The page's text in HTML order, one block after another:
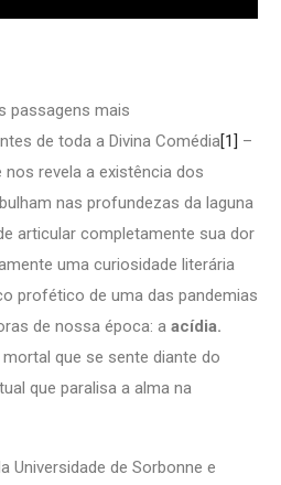
passagens mais
de toda a Divina Comédia[1] –
revela a existência dos
nas profundezas da laguna
articular completamente sua dor
uma curiosidade literária
profético de uma das pandemias
de nossa época: a acídia.
que se sente diante do
que paralisa a alma na
Universidade de Sorbonne e